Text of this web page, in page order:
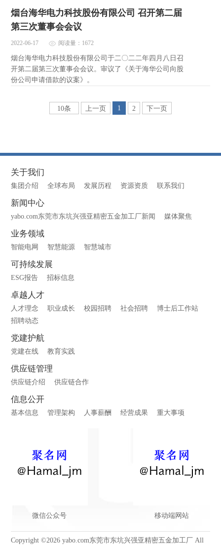
烟台海华电力科技股份有限公司 召开第二届
第三次董事会会议
2022-06-17 阅读量：1672
烟台海华电力科技股份有限公司于二〇二二年四月八日召
开第二届第三次董事会会议。审议了《关于海华公司向股
份公司申请借款的议案》。
10条 上一页 1 2 下一页
关于我们
集团介绍 全球布局 发展历程 资源资质 联系我们
新闻中心
yabo.com东莞市东坑兴强亚精密五金加工厂新闻 媒体聚焦
业务领域
智能电网 智慧能源 智慧城市
可持续发展
ESG报告 招标信息
卓越人才
人才理念 职业成长 校园招聘 社会招聘
博士后工作站
招聘动态
党建护航
党建在线 教育实践
供应链管理
供应链介绍 供应链合作
信息公开
基本信息 管理架构 人事薪酬 经营成果 重大事项
微信公众号 移动端网站
Copyright ©2026 yabo.com东莞市东坑兴强亚精密五金加工厂 All